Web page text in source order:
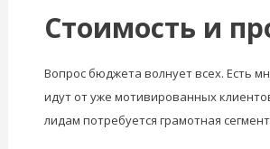
Стоимость и
Вопрос бюджета волнует всех. Есть
идут от уже мотивированных
лидам потребуется грамотная